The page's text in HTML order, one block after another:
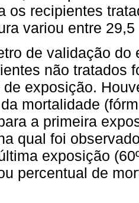
os recipientes
variou entre
de validação
não tratados
de exposição.
mortalidade
a primeira
qual foi
exposição
percentual de